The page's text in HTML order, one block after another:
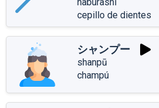
cepillo de dientes
シャンプー
shanpū
champú